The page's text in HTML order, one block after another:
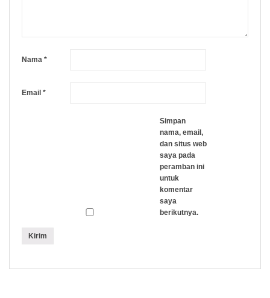
Nama *
Email *
Simpan
nama, email,
dan situs web
saya pada
peramban ini
untuk
komentar
saya
berikutnya.